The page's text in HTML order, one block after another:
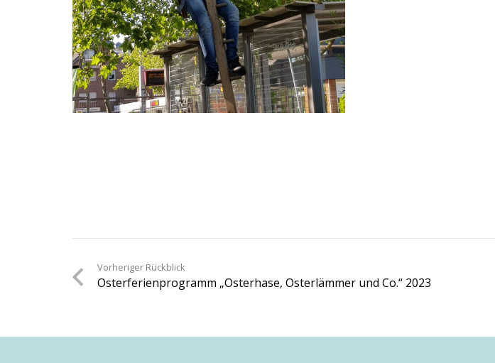
Vorheriger Rückblick
Osterferienprogramm „Osterhase, Osterlämmer und Co.“ 2023